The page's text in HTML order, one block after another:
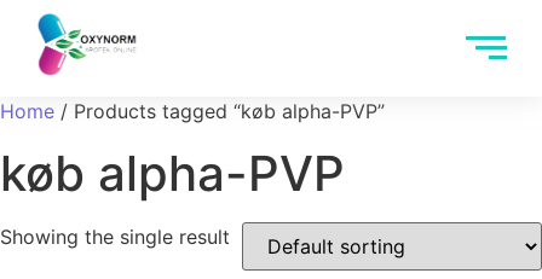
Home / Products tagged “køb alpha-PVP”
køb alpha-PVP
Showing the single result